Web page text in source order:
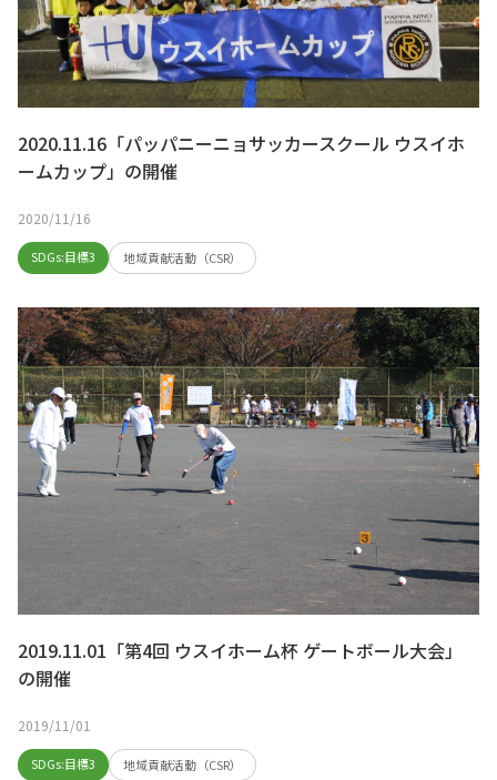
2020.11.16「パッパニーニョサッカースクール ウスイホ
ームカップ」の開催
2020/11/16
SDGs:目標3 地域貢献活動（CSR）
2019.11.01「第4回 ウスイホーム杯 ゲートボール大会」
の開催
2019/11/01
SDGs:目標3 地域貢献活動（CSR）